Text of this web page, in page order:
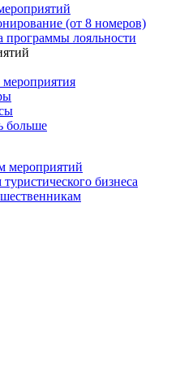
(от 8 номеров)
программы лояльности
больше
мероприятий
бизнеса